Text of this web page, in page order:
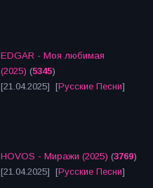
EDGAR - Моя любимая
(2025) (5345)
[21.04.2025] [Русские Песни]
HOVOS - Миражи (2025) (3769)
[21.04.2025] [Русские Песни]